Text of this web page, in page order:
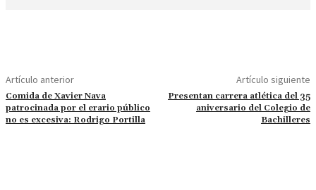
Artículo anterior
Comida de Xavier Nava
patrocinada por el erario público
no es excesiva: Rodrigo Portilla
Artículo siguiente
Presentan carrera atlética del 35
aniversario del Colegio de
Bachilleres